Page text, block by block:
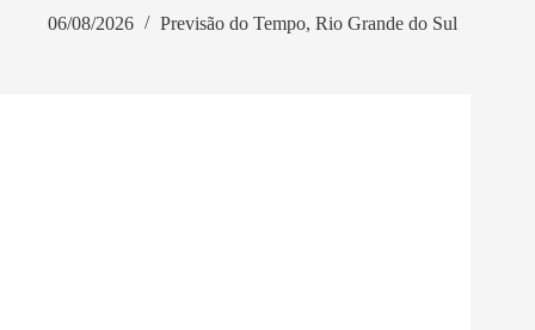
06/08/2026
Previsão do Tempo, Rio Grande do Sul